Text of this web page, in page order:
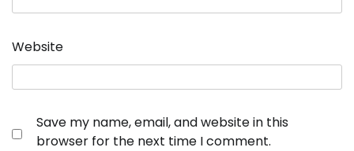
Website
Save my name, email, and website in this
browser for the next time I comment.